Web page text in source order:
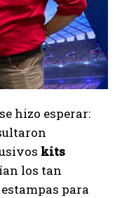
hizo esperar:
kits
los tan
para